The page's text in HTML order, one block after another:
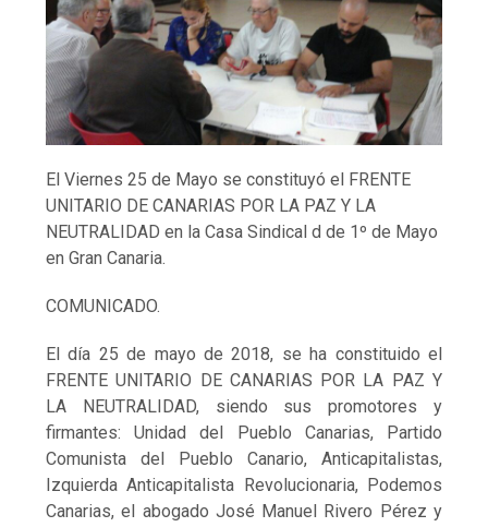
El Viernes 25 de Mayo se constituyó el FRENTE
UNITARIO DE CANARIAS POR LA PAZ Y LA
NEUTRALIDAD en la Casa Sindical d de 1º de Mayo
en Gran Canaria.
COMUNICADO.
El día 25 de mayo de 2018, se ha constituido el
FRENTE UNITARIO DE CANARIAS POR LA PAZ Y
LA NEUTRALIDAD, siendo sus promotores y
firmantes: Unidad del Pueblo Canarias, Partido
Comunista del Pueblo Canario, Anticapitalistas,
Izquierda Anticapitalista Revolucionaria, Podemos
Canarias, el abogado José Manuel Rivero Pérez y